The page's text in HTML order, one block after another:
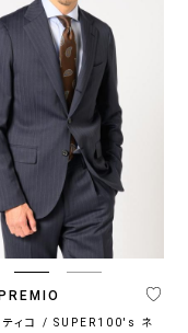
ティコ / SUPER100's ネ